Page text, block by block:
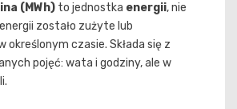
(MWh) to jednostka energii, nie
zostało zużyte lub
określonym czasie. Składa się z
pojęć: wata i godziny, ale w